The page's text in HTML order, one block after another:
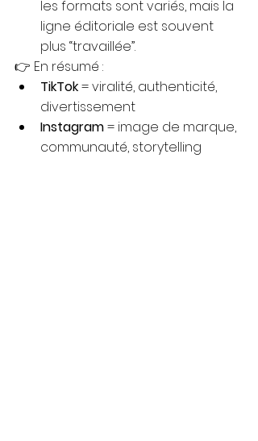
les formats sont variés, mais la
ligne éditoriale est souvent
plus “travaillée”.
👉 En résumé :
TikTok = viralité, authenticité,
divertissement
Instagram = image de marque,
communauté, storytelling